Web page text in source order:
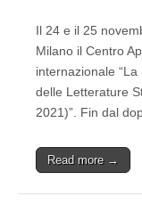
Il 24 e il 25
Milano il Centro
internazionale
delle Letterature
2021)”. Fin dal
Read more →